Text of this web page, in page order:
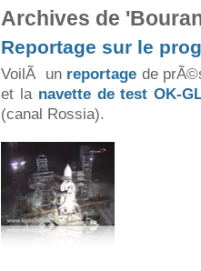
Archives de
Reportage sur le
VoilÃ un reportage de
et la navette de test OK-
(canal Rossia).